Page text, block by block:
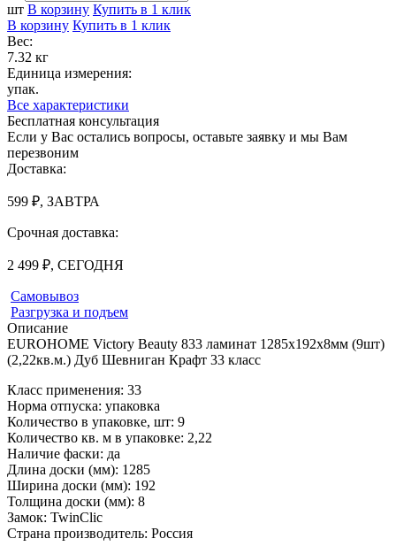
шт В корзину Купить в 1 клик
В корзину Купить в 1 клик
Вес:
7.32 кг
Единица измерения:
упак.
Все характеристики
Бесплатная консультация
Если у Вас остались вопросы, оставьте заявку и мы Вам
перезвоним
Доставка:
599 ₽, ЗАВТРА
Срочная доставка:
2 499 ₽, СЕГОДНЯ
Самовывоз
Разгрузка и подъем
Описание
EUROHOME Victory Beauty 833 ламинат 1285х192х8мм (9шт)
(2,22кв.м.) Дуб Шевниган Крафт 33 класс
Класс применения: 33
Норма отпуска: упаковка
Количество в упаковке, шт: 9
Количество кв. м в упаковке: 2,22
Наличие фаски: да
Длина доски (мм): 1285
Ширина доски (мм): 192
Толщина доски (мм): 8
Замок: TwinClic
Страна производитель: Россия